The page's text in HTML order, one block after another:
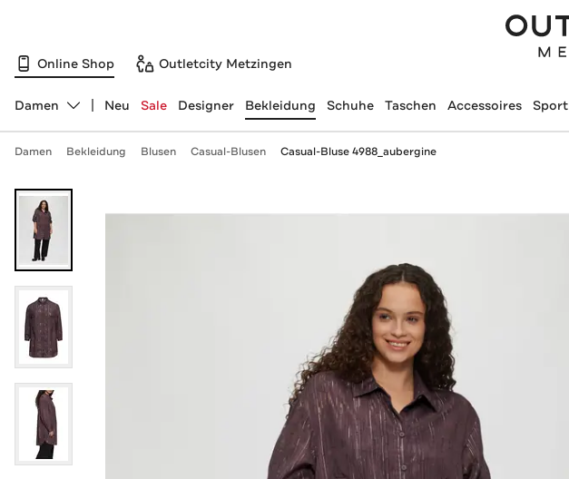
Online Shop Outletcity Metzingen
Abteilung ändern, ausgewählt:
Damen Neu Sale Designer Bekleidung Schuhe Taschen Accessoires Sport
Damen Bekleidung Blusen Casual-Blusen Casual-Bluse 4988_aubergine